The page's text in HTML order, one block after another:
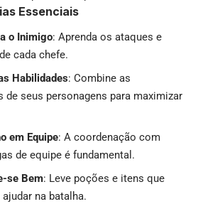
Essenciais
o Inimigo: Aprenda os ataques e
cada chefe.
Habilidades: Combine as
de seus personagens para maximizar
em Equipe: A coordenação com
de equipe é fundamental.
se Bem: Leve poções e itens que
na batalha.